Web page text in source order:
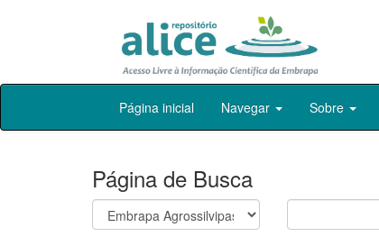
Skip
Página inicial Navegar Sobre
Página de Busca